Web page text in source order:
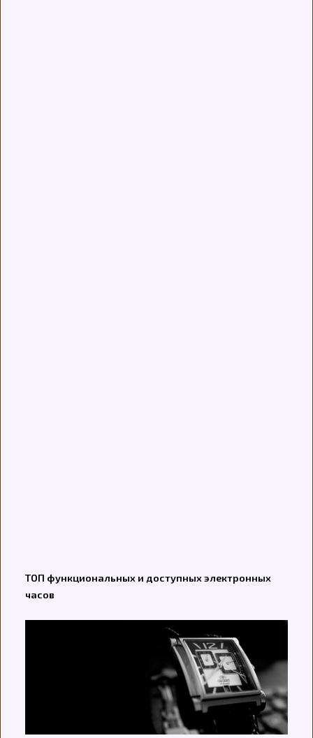
ТОП функциональных и доступных электронных
часов